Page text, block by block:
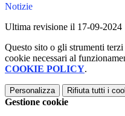
Notizie
Ultima revisione il 17-09-2024
Questo sito o gli strumenti
cookie necessari al
COOKIE POLICY.
Personalizza Rifiuta tutti i
Gestione cookie